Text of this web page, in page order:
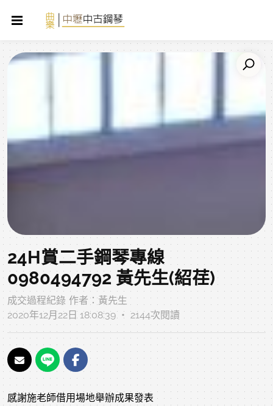
24H賞二手鋼琴專線
0980494792 黃先生(紹荏)
成交過程紀錄 作者：黃先生
2020年12月22日 18:08:39 ‧ 2144次閱讀
感謝施老師借用場地舉辦成果發表